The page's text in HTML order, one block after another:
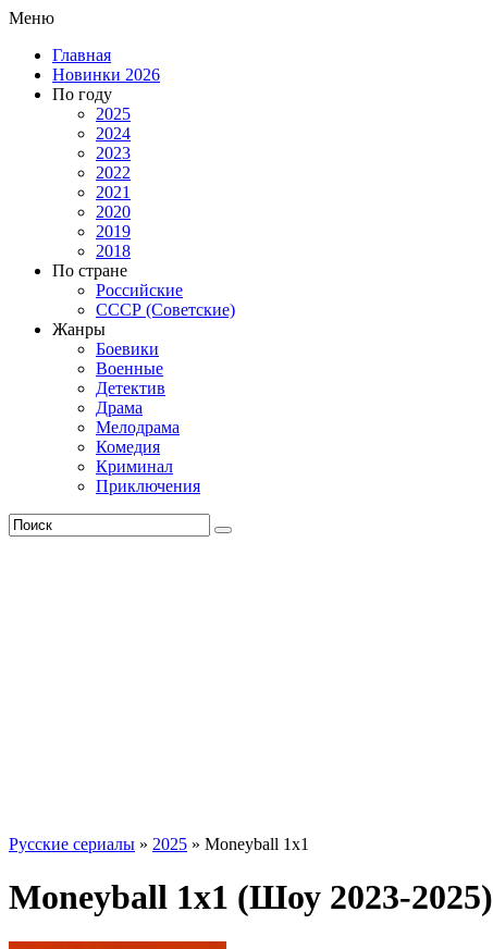
Меню
Главная
Новинки 2026
По году
2025
2024
2023
2022
2021
2020
2019
2018
По стране
Российские
СССР (Советские)
Жанры
Боевики
Военные
Детектив
Драма
Мелодрама
Комедия
Криминал
Приключения
Русские сериалы » 2025 » Moneyball 1x1
Moneyball 1x1 (Шоу 2023-2025)